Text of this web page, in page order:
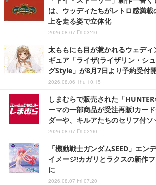
は、ウッディたちがレトロ感満
上を走る姿で立体化
2026.08.07 Fri 03:40
太ももにも目が惹かれるウェデ
ギュア「ライザ(ライザリン・シ
グStyle」が8月7日より予約受付
2026.08.06 Thu 10:15
しまむらで販売された「
ーマの一部商品が受注再販!カー
ダーや、キルアたちのセリフ付ソ
2026.08.07 Fri 02:00
「機動戦士ガンダムSEED」エン
イメージ!カガリとラクスの新作
に
2026.08.07 Fri 07:20